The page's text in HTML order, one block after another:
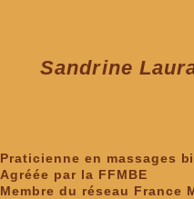
Sandrine
Praticienne en massages
Agréée par la FFMBE
Membre du réseau France